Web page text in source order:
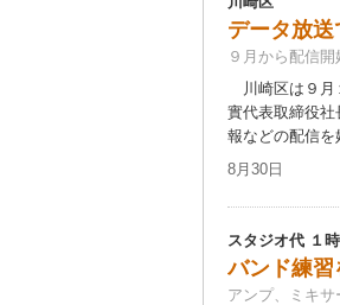
データ放
９月から配信開
川崎区は９月
實代表取締役
報などの配信を
8月30日
スタジオ代 １
バンド練習
アンプ、ミキ